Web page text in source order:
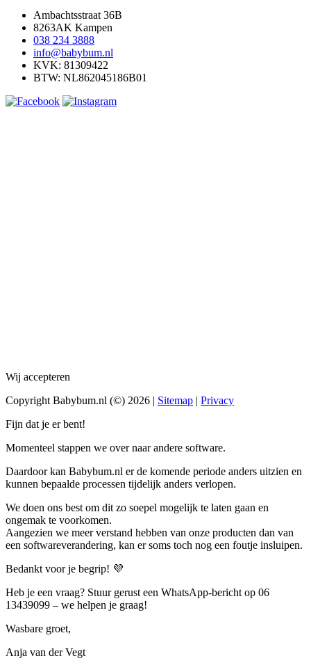
Ambachtsstraat 36B
8263AK Kampen
038 234 3888
info@babybum.nl
KVK: 81309422
BTW: NL862045186B01
Wij accepteren
Copyright Babybum.nl (©) 2026 | Sitemap | Privacy
Fijn dat je er bent!
Momenteel stappen we over naar andere software.
Daardoor kan Babybum.nl er de komende periode anders uitzien en
kunnen bepaalde processen tijdelijk anders verlopen.
We doen ons best om dit zo soepel mogelijk te laten gaan en
ongemak te voorkomen.
Aangezien we meer verstand hebben van onze producten dan van
een softwareverandering, kan er soms toch nog een foutje insluipen.
Bedankt voor je begrip! 💜
Heb je een vraag? Stuur gerust een WhatsApp-bericht op 06
13439099 – we helpen je graag!
Wasbare groet,
Anja van der Vegt